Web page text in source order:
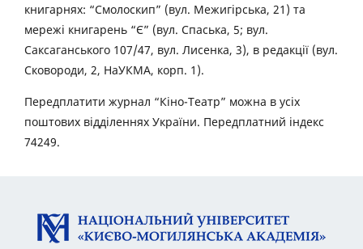
книгарнях: “Смолоскип” (вул. Межигірська, 21) та
мережі книгарень “Є” (вул. Спаська, 5; вул.
Саксаганського 107/47, вул. Лисенка, 3), в редакції (вул.
Сковороди, 2, НаУКМА, корп. 1).
Передплатити журнал “Кіно-Театр” можна в усіх
поштових відділеннях України. Передплатний індекс
74249.